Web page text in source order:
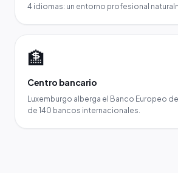
4 idiomas: un entorno profesional
🏦
Centro bancario
Luxemburgo alberga el Banco Europeo
de 140 bancos internacionales.